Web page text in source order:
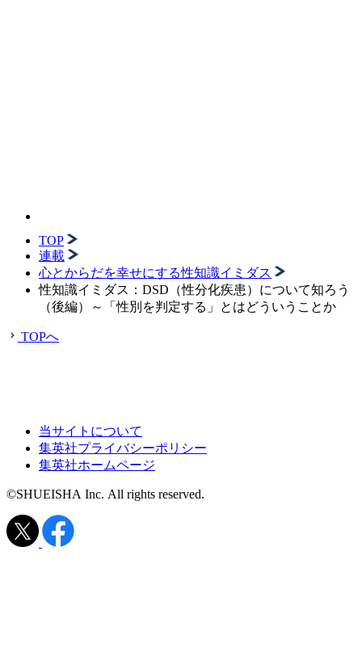
TOP
連載
心とからだを幸せにする性知識イミダス
性知識イミダス：DSD（性分化疾患）について知ろう
（後編）～「性別を判定する」とはどういうことか
TOPへ
当サイトについて
集英社プライバシーポリシー
集英社ホームページ
©SHUEISHA Inc. All rights reserved.